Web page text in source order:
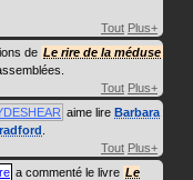
Tout Plus+
de Le rire de la méduse
Tout Plus+
aime lire Barbara
Tout Plus+
a commenté le livre Le